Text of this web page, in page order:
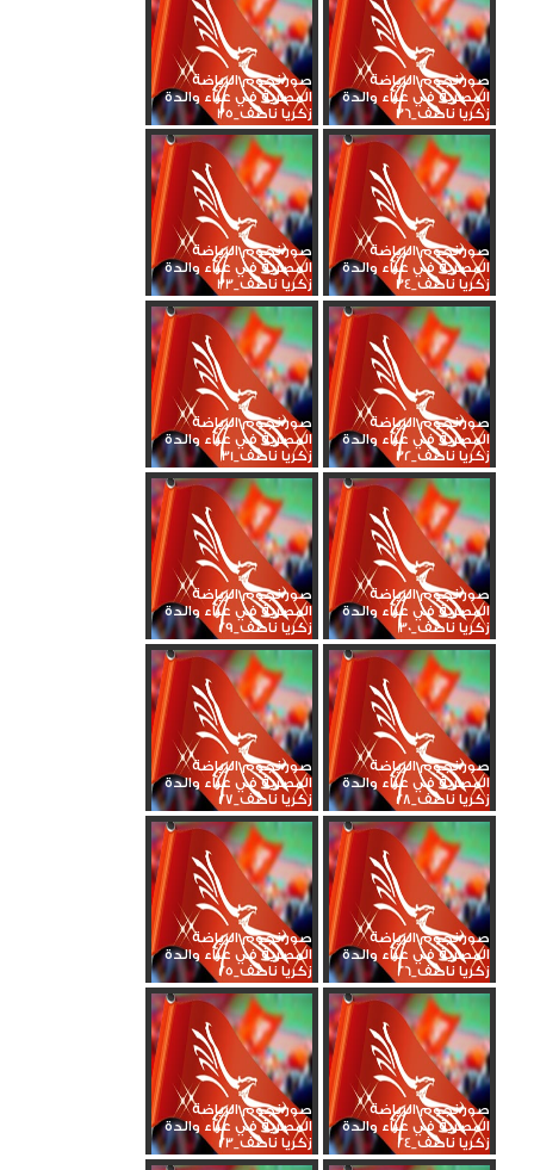
صور نجوم الرياضة
المصرية في عزاء والدة
زكريا ناصف_36
صور نجوم الرياضة
المصرية في عزاء والدة
زكريا ناصف_35
صور نجوم الرياضة
المصرية في عزاء والدة
زكريا ناصف_34
صور نجوم الرياضة
المصرية في عزاء والدة
زكريا ناصف_33
صور نجوم الرياضة
المصرية في عزاء والدة
زكريا ناصف_32
صور نجوم الرياضة
المصرية في عزاء والدة
زكريا ناصف_31
صور نجوم الرياضة
المصرية في عزاء والدة
زكريا ناصف_30
صور نجوم الرياضة
المصرية في عزاء والدة
زكريا ناصف_29
صور نجوم الرياضة
المصرية في عزاء والدة
زكريا ناصف_28
صور نجوم الرياضة
المصرية في عزاء والدة
زكريا ناصف_27
صور نجوم الرياضة
المصرية في عزاء والدة
زكريا ناصف_26
صور نجوم الرياضة
المصرية في عزاء والدة
زكريا ناصف_25
صور نجوم الرياضة
المصرية في عزاء والدة
زكريا ناصف_24
صور نجوم الرياضة
المصرية في عزاء والدة
زكريا ناصف_23